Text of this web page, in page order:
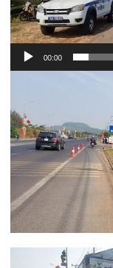
00:00